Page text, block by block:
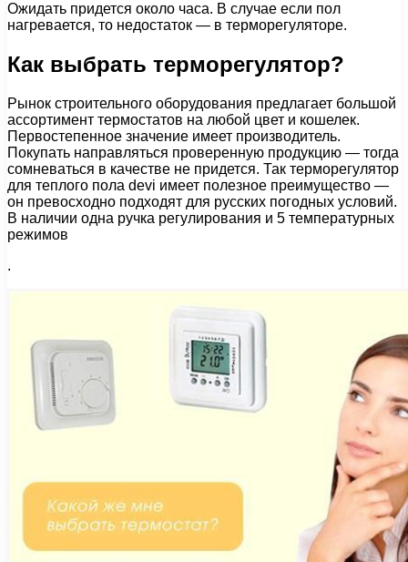
Ожидать придется около часа. В случае если пол
нагревается, то недостаток — в терморегуляторе.
Как выбрать терморегулятор?
Рынок строительного оборудования предлагает большой
ассортимент термостатов на любой цвет и кошелек.
Первостепенное значение имеет производитель.
Покупать направляться проверенную продукцию — тогда
сомневаться в качестве не придется. Так терморегулятор
для теплого пола devi имеет полезное преимущество —
он превосходно подходят для русских погодных условий.
В наличии одна ручка регулирования и 5 температурных
режимов
.